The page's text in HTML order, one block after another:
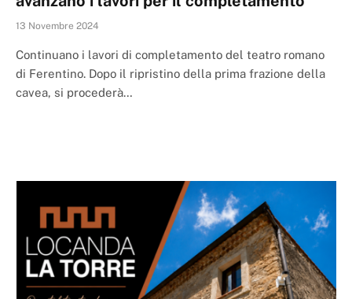
13 Novembre 2024
Continuano i lavori di completamento del teatro romano
di Ferentino. Dopo il ripristino della prima frazione della
cavea, si procederà…